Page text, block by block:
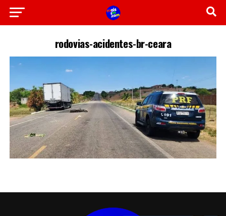
rodovias-acidentes-br-ceara